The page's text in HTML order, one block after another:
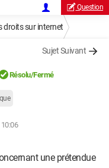
Question
droits sur internet
Sujet Suivant
Résolu/Fermé
une prétendue